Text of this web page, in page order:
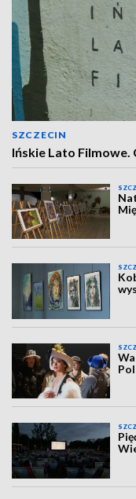
SZCZECIN
Ińskie Lato Filmowe.